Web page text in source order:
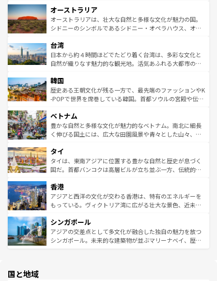
部のニューオーリンズでは、音楽と美食が融合した独特の
文化が魅力。旅行者はアメリカの各地域で異なる魅力を楽
しみながら、その多様性と豊かな歴史を感じることができ
ならではの贅沢な旅のスタイルだ。 なお、新着のアメリカ
情報はコンテンツ一覧を参照してほしい。
ワイ島は見逃せない。また、定番の観光地といえばオアフ
島だが、静かな自然を求めるならマウイ島やカウアイ島が
おすすめ。エメラルドグリーンに輝く海をはじめ、豊かな
れるおもてなしの心で訪れる人々を迎えてくれるハワイの
人々、おいしいローカルフードやハワイアンミュージッ
ク、伝統的なフラダンスなど、すべてがハワイの魅力を彩
ワイを、存分に味わってほしい。 なお、新着のハワイ情報
はコンテンツ一覧を参照してほしい。
オーストラリア
オーストラリアは、壮大な自然と多様な文化が魅力の国。
シドニーのシンボルであるシドニー・オペラハウス、オー
リアリーフや大陸中央部にそびえるウルル（エアーズロッ
ク）、タスマニアの美しい原生林やケアンズの熱帯雨林な
ど、見どころがたくさん。また、カフェやワイン、オージ
いる。アクティビティも充実しており、サーフィンやダイ
ビング、ハイキングなど、アウトドア好きにはたまらな
い。オーストラリアの多彩な魅力を存分に味わいつくそ
参照してほしい。
台湾
日本から約４時間ほどでたどり着く台湾は、多彩な文化と
自然が織りなす魅力的な観光地。活気あふれる大都市の台
ン）、静ひつな山岳地帯である台湾東部など、都市の喧騒
と山間の静けさが共存しており、訪れる人に新しい発見と
驚きをもたらしてくれる。また、奥深い台湾の食文化も魅
容にもいいと評判のスイーツなど、バラエティ豊かな料理
が味わえる。 なお、新着の台湾情報は コンテンツ一覧を参
照してほしい。
韓国
歴史ある王朝文化が残る一方で、最先端のファッションやK
-POPで世界を席巻している韓国。首都ソウルの宮殿や伝統
き、地方に足を延ばせば四季折々の自然美を楽しむことが
できる。そして、キムチや焼肉、絶品のストリートフード
まで、さまざまな韓国料理が待っている。夜には、韓国な
リティに包まれながら、韓国の多彩な魅力を心ゆくまで味
わってみてほしい。 なお、新着の韓国情報はコンテンツ一
覧を参照してほしい。
ベトナム
豊かな自然と多様な文化が魅力的なベトナム。南北に細長
く伸びる国土には、広大な田園風景や青々とした山々、世
急速な発展と共に伝統が息づく。ハノイの古い町並みやホ
ーチミン市のフランス統治時代の建物も、独特の雰囲気を
醸し出している。また、バラエティの豊かさとおいしさで
とつ。フォーやバインミー、ベトナムコーヒーなどは、ぜ
ひ現地で味わいたい。どの地域を訪れてもあたたかい人々
が旅行者を迎えてくれるので、きっと忘れられない旅にな
参照してほしい。
タイ
タイは、東南アジアに位置する豊かな自然と歴史が息づく
国だ。首都バンコクは高層ビルが立ち並ぶ一方、伝統的な
の活気が交差している。北部ではチェンマイなどの山岳地
帯で自然と触れ合い、南部ではプーケットやクラビの美し
いビーチでリゾート気分を楽しむことができる。タイ料理
激する。気候は一年中温暖で、どの季節にも異なる楽しみ
が待っている。親しみやすいタイの人々、仏教を中心とし
た文化、そして多様な観光資源が、訪れる旅人を魅了し続
香港
アジアと西洋の文化が交わる香港は、特有のエネルギーを
もっている。ヴィクトリア湾に広がる壮大な景色、近未来
み、どこを訪れても感動するはず。観光スポットが密集し
ており、効率よく見どころを回れるのも魅力。息をのむよ
うな絶景から文化的な体験まで、香港を存分に楽しみ尽く
シンガポール
アジアの交差点として多文化が融合した独自の魅力を放つ
シンガポール。未来的な建築物が並ぶマリーナベイ、歴史
国と地域